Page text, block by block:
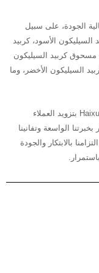
الجودة، على سبيل
الأسود، كربيد
مسحوق كربيد السيليكون
السيليكون الأخضر، وما
باعتبارها شركة تجمع بين الإنتاج والبيع، تلتزم شركة Haixu بتزويد العملاء
الواسعة وتفانينا
بالابتكار والجودة